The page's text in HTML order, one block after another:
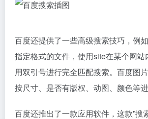
百度还提供了一些高级搜索技巧，例
指定格式的文件，使用site在某个网站
用双引号进行完全匹配搜索。百度图
按尺寸、是否有版权、动图、颜色等进
百度还推出了一款应用软件，这款”搜